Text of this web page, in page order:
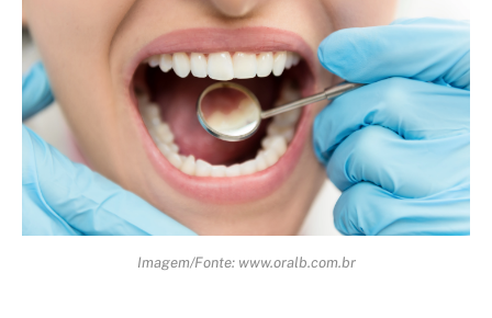
Imagem/Fonte: www.oralb.com.br